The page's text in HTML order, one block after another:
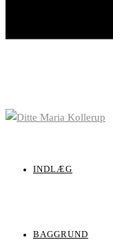
INDLÆG
BAGGRUND